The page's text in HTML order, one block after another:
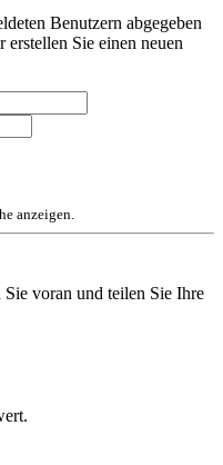
Benutzern abgegeben
Sie einen neuen
anzeigen.
voran und teilen Sie Ihre